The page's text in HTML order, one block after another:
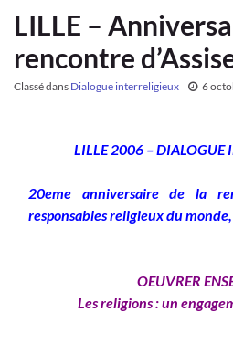
LILLE –
rencontre
Classé dans Dialogue interreligieux 6
LILLE 2006 – DIALOGUE
20eme anniversaire de la
responsables religieux du
OEUVRER
Les religions : un